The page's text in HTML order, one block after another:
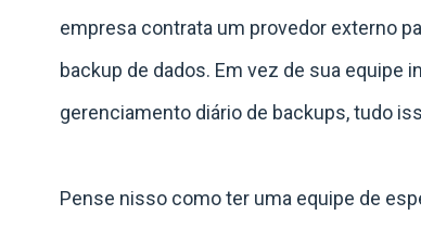
empresa contrata um provedor externo
backup de dados. Em vez de sua equipe
gerenciamento diário de backups, tudo
Pense nisso como ter uma equipe de